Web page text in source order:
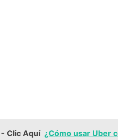
Clic Aquí ¿Cómo usar Uber